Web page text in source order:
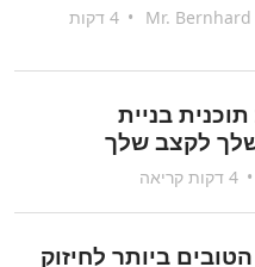
Mr.
• 4 דקות
בניית
לקצב שלך
•
ביותר לחיזוק